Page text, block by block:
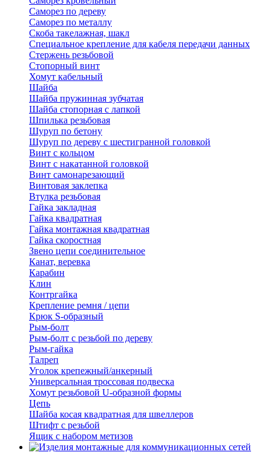
Саморез по дереву
Саморез по металлу
Скоба такелажная, шакл
Специальное крепление для кабеля передачи данных
Стержень резьбовой
Стопорный винт
Хомут кабельный
Шайба
Шайба пружинная зубчатая
Шайба стопорная с лапкой
Шпилька резьбовая
Шуруп по бетону
Шуруп по дереву с шестигранной головкой
Винт с кольцом
Винт с накатанной головкой
Винт самонарезающий
Винтовая заклепка
Втулка резьбовая
Гайка закладная
Гайка квадратная
Гайка монтажная квадратная
Гайка скоростная
Звено цепи соединительное
Канат, веревка
Карабин
Клин
Контргайка
Крепление ремня / цепи
Крюк S-образный
Рым-болт
Рым-болт с резьбой по дереву
Рым-гайка
Талреп
Уголок крепежный/анкерный
Универсальная троссовая подвеска
Хомут резьбовой U-образной формы
Цепь
Шайба косая квадратная для швеллеров
Штифт с резьбой
Ящик с набором метизов